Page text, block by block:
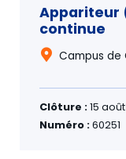
Appariteur
continue
Campus de
Clôture :15
Numéro :60251